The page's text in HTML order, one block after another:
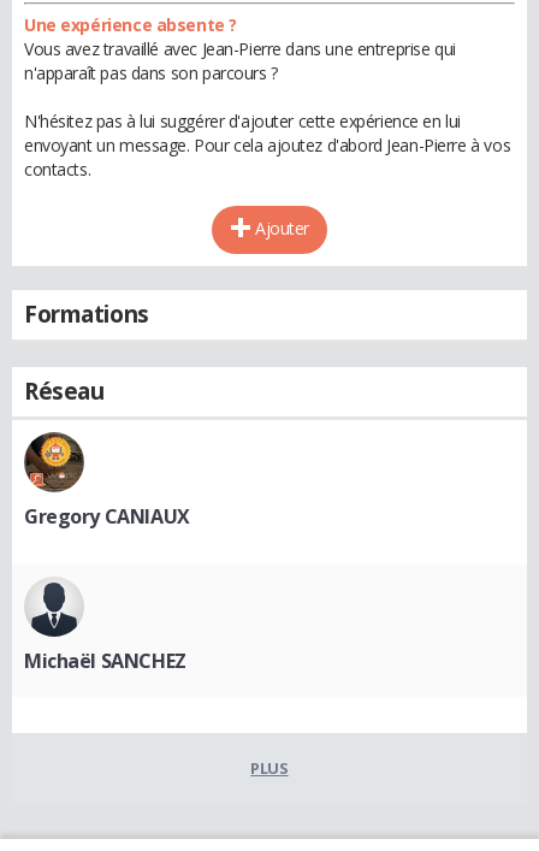
Une expérience absente ?
Vous avez travaillé avec Jean-Pierre dans une entreprise qui
n'apparaît pas dans son parcours ?
N'hésitez pas à lui suggérer d'ajouter cette expérience en lui
envoyant un message. Pour cela ajoutez d'abord Jean-Pierre à vos
contacts.
Ajouter
Formations
Réseau
Gregory CANIAUX
Michaël SANCHEZ
PLUS